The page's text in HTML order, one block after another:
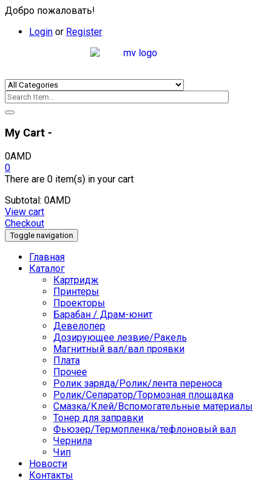
Добро пожаловать!
Login or Register
My Cart -
0AMD
0
There are 0 item(s) in your cart
Subtotal: 0AMD
View cart
Checkout
Toggle navigation
Главная
Каталог
Картридж
Принтеры
Проекторы
Барабан / Драм-юнит
Девелопер
Дозирующее лезвие/Ракель
Магнитный вал/вал проявки
Плата
Прочее
Ролик заряда/Ролик/лента переноса
Ролик/Сепаратор/Тормозная площадка
Смазка/Клей/Вспомогательные материалы
Тонер для заправки
Фьюзер/Термопленка/тефлоновый вал
Чернила
Чип
Новости
Контакты